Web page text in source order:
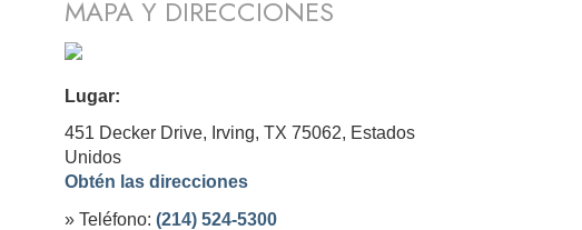
MAPA Y DIRECCIONES
Lugar:
451 Decker Drive, Irving, TX 75062, Estados
Unidos
Obtén las direcciones
» Teléfono: (214) 524-5300